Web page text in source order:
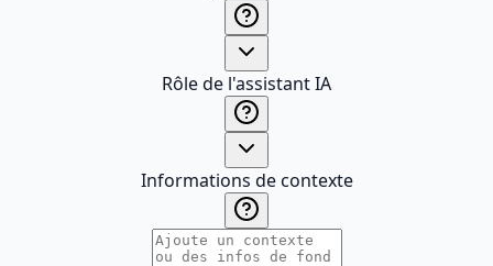
Rôle de l'assistant IA
Informations de contexte